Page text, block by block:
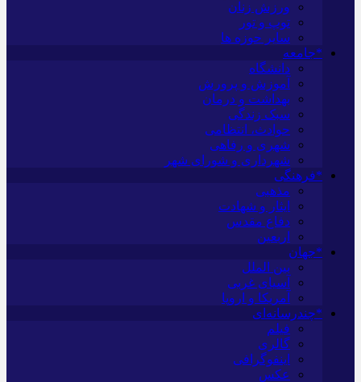
ورزش زنان
توپ و تور
سایر حوزه ها
*جامعه
دانشگاه
آموزش و پرورش
بهداشت و درمان
سبک زندگی
حوادث، انتظامی
شهری و رفاهی
شهرداری و شورای شهر
*فرهنگی
مذهبی
ایثار و شهادت
دفاع مقدس
اربعین
*جهان
بین الملل
آسیای غربی
آمریکا و اروپا
*چندرسانه‌ای
فیلم
گالری
اینفوگرافی
عکس